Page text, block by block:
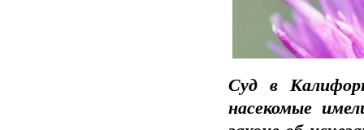
Суд в
насекомые